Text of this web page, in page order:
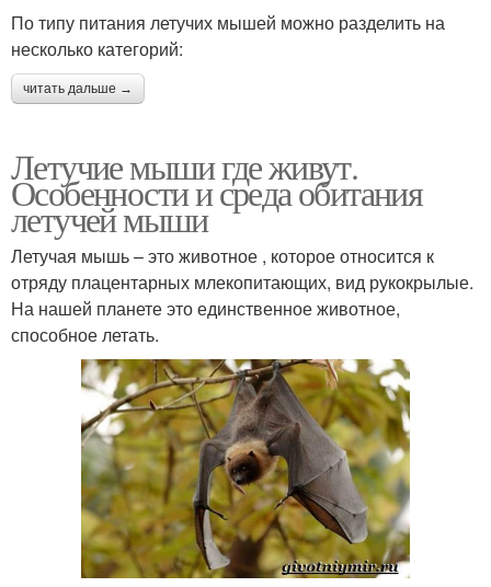
По типу питания летучих мышей можно разделить на
несколько категорий:
читать дальше →
Летучие мыши где живут.
Особенности и среда обитания
летучей мыши
Летучая мышь – это животное , которое относится к
отряду плацентарных млекопитающих, вид рукокрылые.
На нашей планете это единственное животное,
способное летать.